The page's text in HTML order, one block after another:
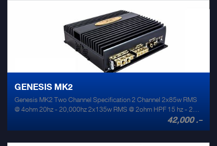
GENESIS MK2
Genesis MK2 Two Channel Specification 2 Channel 2x85w RMS
@ 4ohm 20hz - 20,000hz 2x135w RMS @ 2ohm HPF 15 hz - 200
output 0.1% Size 200mm x 210mm x 62mm Weight 2.7kg Signal
42,000 .-